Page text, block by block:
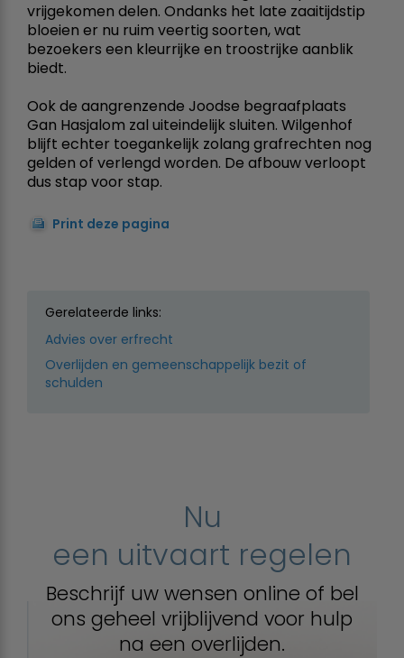
vrijgekomen delen. Ondanks het late zaaitijdstip
bloeien er nu ruim veertig soorten, wat
bezoekers een kleurrijke en troostrijke aanblik
biedt.
Ook de aangrenzende Joodse begraafplaats
Gan Hasjalom zal uiteindelijk sluiten. Wilgenhof
blijft echter toegankelijk zolang grafrechten nog
gelden of verlengd worden. De afbouw verloopt
dus stap voor stap.
Print deze pagina
Gerelateerde links:
Advies over erfrecht
Overlijden en gemeenschappelijk bezit of
schulden
Nu
een uitvaart regelen
Beschrijf uw wensen online of bel
ons geheel vrijblijvend voor hulp
na een overlijden.